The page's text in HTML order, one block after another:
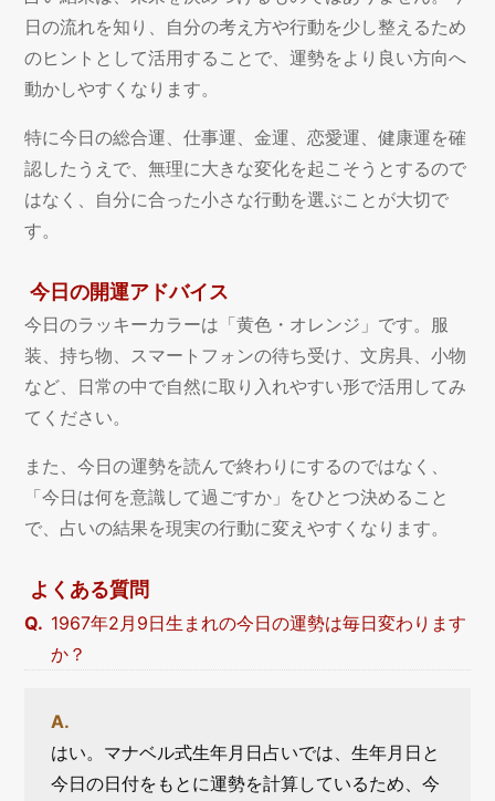
日の流れを知り、自分の考え方や行動を少し整えるため
のヒントとして活用することで、運勢をより良い方向へ
動かしやすくなります。
特に今日の総合運、仕事運、金運、恋愛運、健康運を確
認したうえで、無理に大きな変化を起こそうとするので
はなく、自分に合った小さな行動を選ぶことが大切で
す。
今日の開運アドバイス
今日のラッキーカラーは「黄色・オレンジ」です。服
装、持ち物、スマートフォンの待ち受け、文房具、小物
など、日常の中で自然に取り入れやすい形で活用してみ
てください。
また、今日の運勢を読んで終わりにするのではなく、
「今日は何を意識して過ごすか」をひとつ決めること
で、占いの結果を現実の行動に変えやすくなります。
よくある質問
1967年2月9日生まれの今日の運勢は毎日変わります
か？
はい。マナベル式生年月日占いでは、生年月日と
今日の日付をもとに運勢を計算しているため、今